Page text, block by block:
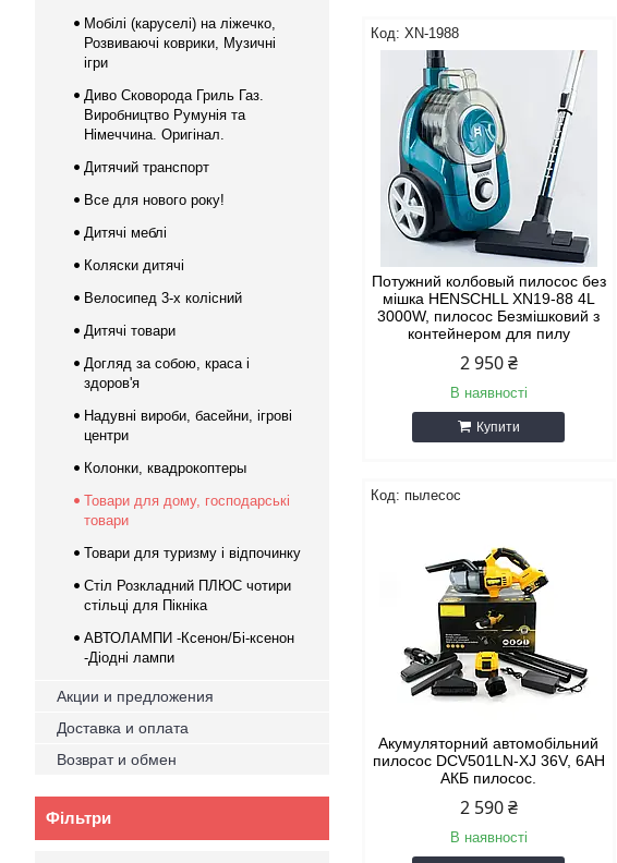
XN-1988
Потужний колбовый пилосос без
мішка HENSCHLL XN19-88 4L
3000W, пилосос Безмішковий з
контейнером для пилу
2 950 ₴
В наявності
Купити
пылесос
Акумуляторний автомобільний
пилосос DCV501LN-XJ 36V, 6AH
АКБ пилосос.
2 590 ₴
В наявності
Мобілі (каруселі) на ліжечко,
Розвиваючі коврики, Музичні
ігри
Диво Сковорода Гриль Газ.
Виробництво Румунія та
Німеччина. Оригінал.
Дитячий транспорт
Все для нового року!
Дитячі меблі
Коляски дитячі
Велосипед 3-х колісний
Дитячі товари
Догляд за собою, краса і
здоров'я
Надувні вироби, басейни, ігрові
центри
Колонки, квадрокоптеры
Товари для дому, господарські
товари
Товари для туризму і відпочинку
Стіл Розкладний ПЛЮС чотири
стільці для Пікніка
АВТОЛАМПИ -Ксенон/Бі-ксенон
-Діодні лампи
Акции и предложения
Доставка и оплата
Возврат и обмен
Фільтри